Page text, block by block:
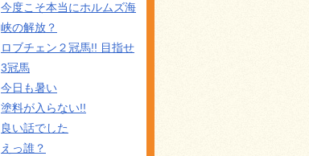
今度こそ本当にホルムズ海
峡の解放？
ロブチェン２冠馬!! 目指せ
3冠馬
今日も暑い
塗料が入らない!!
良い話でした
えっ誰？